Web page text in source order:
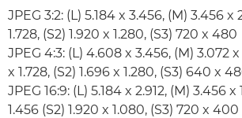
JPEG 3:2: (L) 5.184 x 3.456, (M) 3.456 x
1.728, (S2) 1.920 x 1.280, (S3) 720 x 480
JPEG 4:3: (L) 4.608 x 3.456, (M) 3.072
x 1.728, (S2) 1.696 x 1.280, (S3) 640 x
JPEG 16:9: (L) 5.184 x 2.912, (M) 3.456 x
1.456 (S2) 1.920 x 1.080, (S3) 720 x 400